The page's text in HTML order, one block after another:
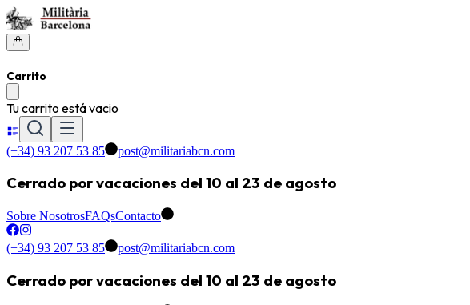
Carrito
Tu carrito está vacio
(+34) 93 207 53 85 post@militariabcn.com
Cerrado por vacaciones del 10 al 23 de agosto
Sobre NosotrosFAQsContacto
(+34) 93 207 53 85 post@militariabcn.com
Cerrado por vacaciones del 10 al 23 de agosto